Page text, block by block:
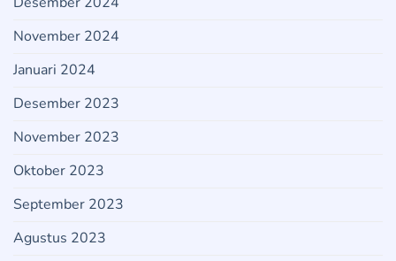
November 2024
Januari 2024
Desember 2023
November 2023
Oktober 2023
September 2023
Agustus 2023